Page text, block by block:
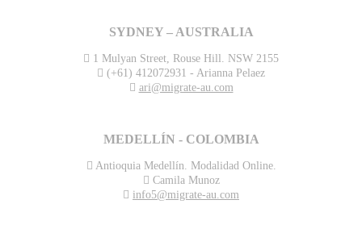
SYDNEY – AUSTRALIA
1 Mulyan Street, Rouse Hill. NSW 2155
(+61) 412072931 - Arianna Pelaez
ari@migrate-au.com
MEDELLÍN - COLOMBIA
Antioquia Medellín. Modalidad Online.
Camila Munoz
info5@migrate-au.com